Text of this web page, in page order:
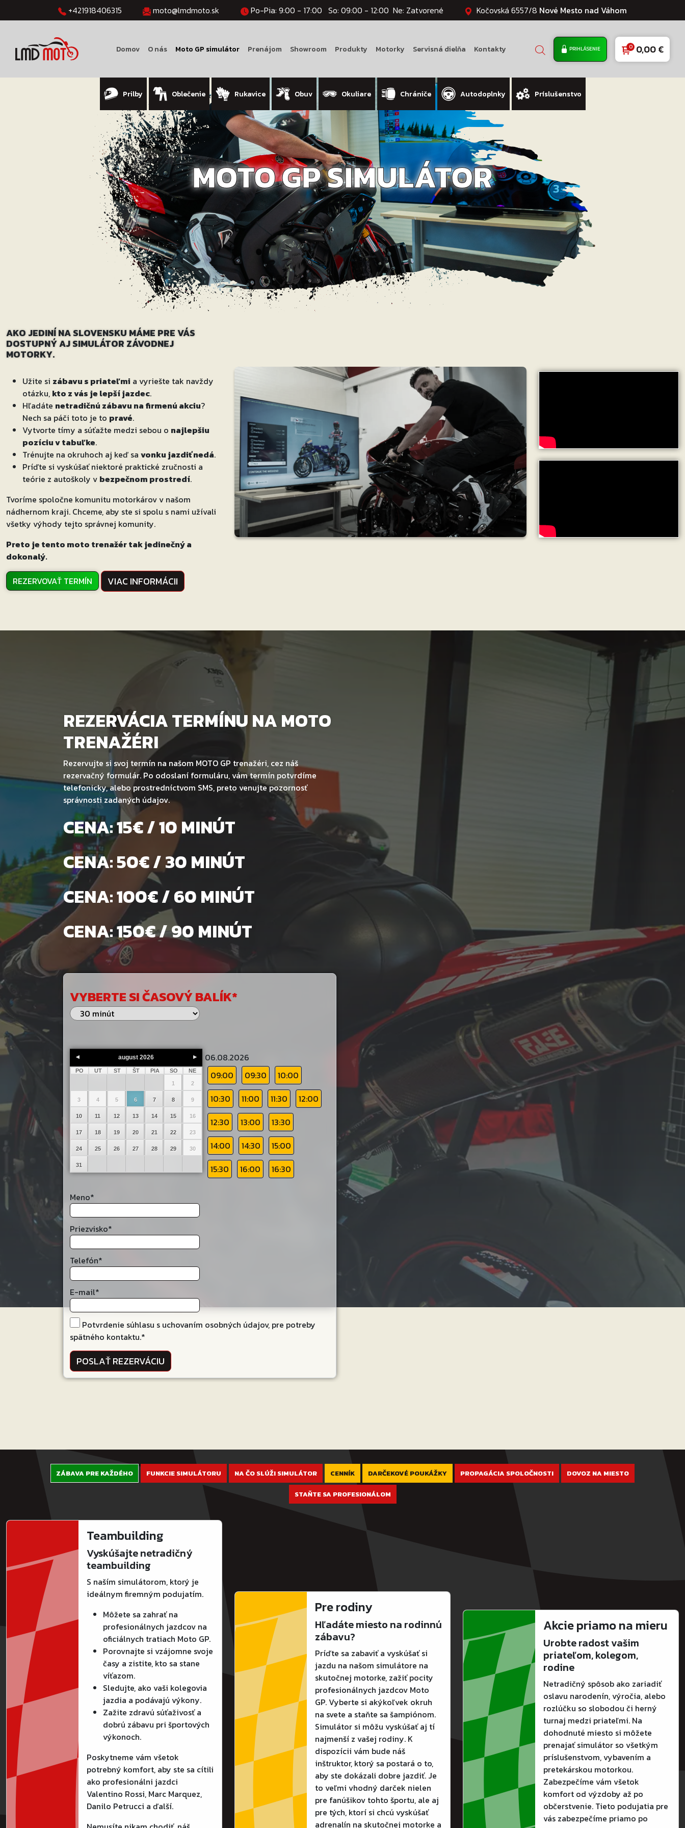
+421918406315 moto@lmdmoto.sk Po-Pia: 9:00 - 17:00 So: 09:00 - 12:00 Ne: Zatvorené Kočovská 6557/8 Nové Mesto nad Váhom
Domov O nás Moto GP simulátor Prenájom Showroom Produkty Motorky Servisná dielňa Kontakty PRIHLÁSENIE 0,00€
Prilby Oblečenie Rukavice Obuv Okuliare Chrániče Autodoplnky Príslušenstvo
MOTO GP SIMULÁTOR
AKO JEDINÍ NA SLOVENSKUMÁME PRE VÁS
DOSTUPNÝ AJ SIMULÁTOR ZÁVODNEJ
MOTORKY.
Užite si zábavu s priateľmi a vyriešte tak navždy
otázku, kto z vás je lepší jazdec.
Hľadáte netradičnú zábavu na firmenú akciu?
Nech sa páči toto je to pravé.
Vytvorte tímy a súťažte medzi sebou o najlepšiu
pozíciu v tabuľke.
Trénujte na okruhoch aj keď sa vonku jazdiť nedá.
Príďte si vyskúšať niektoré praktické zručnosti a
teórie z autoškoly v bezpečnom prostredí.
Tvoríme spoločne komunitu motorkárov v našom
nádhernom kraji. Chceme, aby ste si spolu s nami užívali
všetky výhody tejto správnej komunity.
Preto je tento moto trenažér tak jedinečný a
dokonalý.
REZERVOVAŤ TERMÍN VIAC INFORMÁCII
REZERVÁCIA TERMÍNU NA MOTO
TRENAŽÉRI
Rezervujte si svoj termín na našom MOTO GP trenažéri, cez náš
rezervačný formulár. Po odoslaní formuláru, vám termín potvrdíme
telefonicky, alebo prostredníctvom SMS, preto venujte pozornosť
správnosti zadaných údajov.
CENA: 15€ / 10 MINÚT
CENA: 50€ / 30 MINÚT
CENA: 100€ / 60 MINÚT
CENA: 150€ / 90 MINÚT
VYBERTE SI ČASOVÝ BALÍK*
august 2026
PO UT ST ŠT PIA SO NE
1 2
3 4 5 6 7 8 9
10 11 12 13 14 15 16
17 18 19 20 21 22 23
24 25 26 27 28 29 30
31
06.08.2026
09:00
09:30
10:00
10:30
11:00 11:30
12:00
12:30
13:00
13:30
14:00
14:30
15:00
15:30
16:00 16:30
Meno*
Priezvisko*
Telefón*
E-mail*
Potvrdenie súhlasu s uchovaním osobných údajov, pre potreby
spätného kontaktu.*
POSLAŤ REZERVÁCIU
ZÁBAVA PRE KAŽDÉHO FUNKCIE SIMULÁTORU NA ČO SLÚŽI SIMULÁTOR CENNÍK DARČEKOVÉ POUKÁŽKY PROPAGÁCIA SPOLOČNOSTI DOVOZ NA MIESTO
STAŇTE SA PROFESIONÁLOM
Teambuilding
Vyskúšajte netradičný
teambuilding
S naším simulátorom, ktorý je
ideálnym firemným podujatím.
Môžete sa zahrať na
profesionálnych jazdcov na
oficiálnych tratiach Moto GP.
Porovnajte si vzájomne svoje
časy a zistite, kto sa stane
víťazom.
Sledujte, ako vaši kolegovia
jazdia a podávajú výkony.
Zažite zdravú súťaživosť a
dobrú zábavu pri športových
výkonoch.
Poskytneme vám všetok
potrebný komfort, aby ste sa cítili
ako profesionálni jazdci
Valentino Rossi, Marc Marquez,
Danilo Petrucci a ďalší.
Pre rodiny
Hľadáte miesto na rodinnú
zábavu?
Príďte sa zabaviť a vyskúšať si
jazdu na našom simulátore na
skutočnej motorke, zažiť pocity
profesionálnych jazdcov Moto
GP. Vyberte si akýkoľvek okruh
na svete a staňte sa šampiónom.
Simulátor si môžu vyskúšať aj tí
najmenší z vašej rodiny. K
dispozícii vám bude náš
inštruktor, ktorý sa postará o to,
aby ste dokázali dobre jazdiť. Je
to veľmi vhodný darček nielen
pre fanúšikov tohto športu, ale aj
pre tých, ktorí si chcú vyskúšať
adrenalín na skutočnej motorke a
Akcie priamo na mieru
Urobte radost vašim
priateľom, kolegom,
rodine
Netradičný spôsob ako zariadiť
oslavu narodenín, výročia, alebo
rozlúčku so slobodou či herný
turnaj medzi priateľmi. Na
dohodnuté miesto si môžete
prenajať simulátor so všetkým
príslušenstvom, vybavením a
pretekárskou motorkou.
Zabezpečíme vám všetok
komfort od výzdoby až po
občerstvenie. Tieto podujatia pre
vás zabezpečíme priamo po